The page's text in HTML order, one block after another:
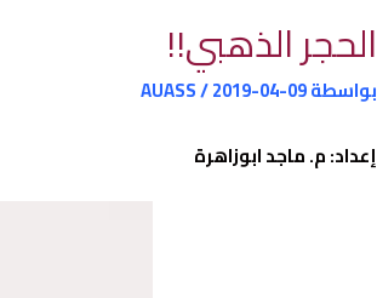
الحجر الذهبي!!
بواسطة AUASS/2019-04-09
إعداد: م. ماجد ابوزاهرة